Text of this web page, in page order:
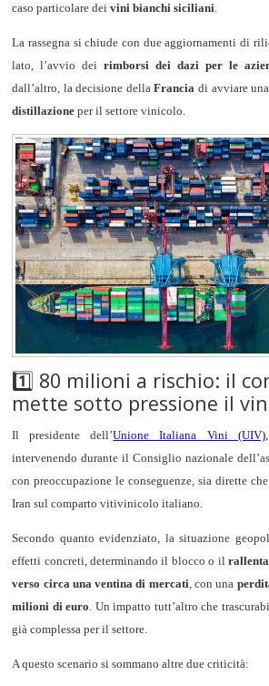
caso particolare deivini bianchi siciliani.
La rassegna si chiude con due aggiornamenti di
lato, l’avvio deirimborsi dei dazi per le
dall’altro, la decisione dellaFrancia di avviare una
distillazione per il settore vinicolo.
1️⃣ 80 milioni a rischio: il
mette sotto pressione il
Il presidente dell’Unione Italiana Vini (UIV)
intervenendo durante il Consiglio nazionale
con preoccupazione le conseguenze, sia dirette
Iran sul comparto vitivinicolo italiano.
Secondo quanto evidenziato, la situazione
effetti concreti, determinando il blocco o il
verso circa una ventina di mercati, con una
milioni di euro. Un impatto tutt’altro che
già complessa per il settore.
A questo scenario si sommano altre due criticità: